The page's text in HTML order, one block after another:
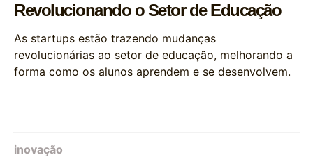
Revolucionando o Setor de Educação
As startups estão trazendo mudanças
revolucionárias ao setor de educação, melhorando a
forma como os alunos aprendem e se desenvolvem.
inovação